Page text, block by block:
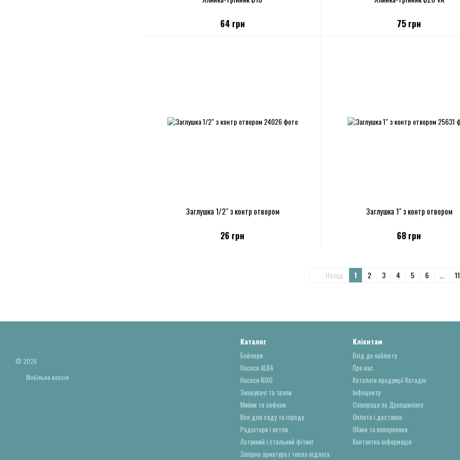
64 грн 75 грн
Заглушка 1/2" з контр отвором
26 грн
Заглушка 1" з контр отвором
68 грн
Назад 1 2 3 4 5 6 11
© 2026
Мобільна версія
Каталог
Бойлери
Насоси ALBA
Насоси RIXO
Змішувачі та трапи
Мийки та сифони
Все для саду та городу
Радіатори і котли
Латунний і стальний фітинг
Запірна арматура і тепла підлога
Клієнтам
Вхід до кабінету
Про нас
Каталоги продукції Катадін
Інфоцентр
Співпраця по Дропшипінгу
Оплата і доставка
Обмін та повернення
Контактна інформація